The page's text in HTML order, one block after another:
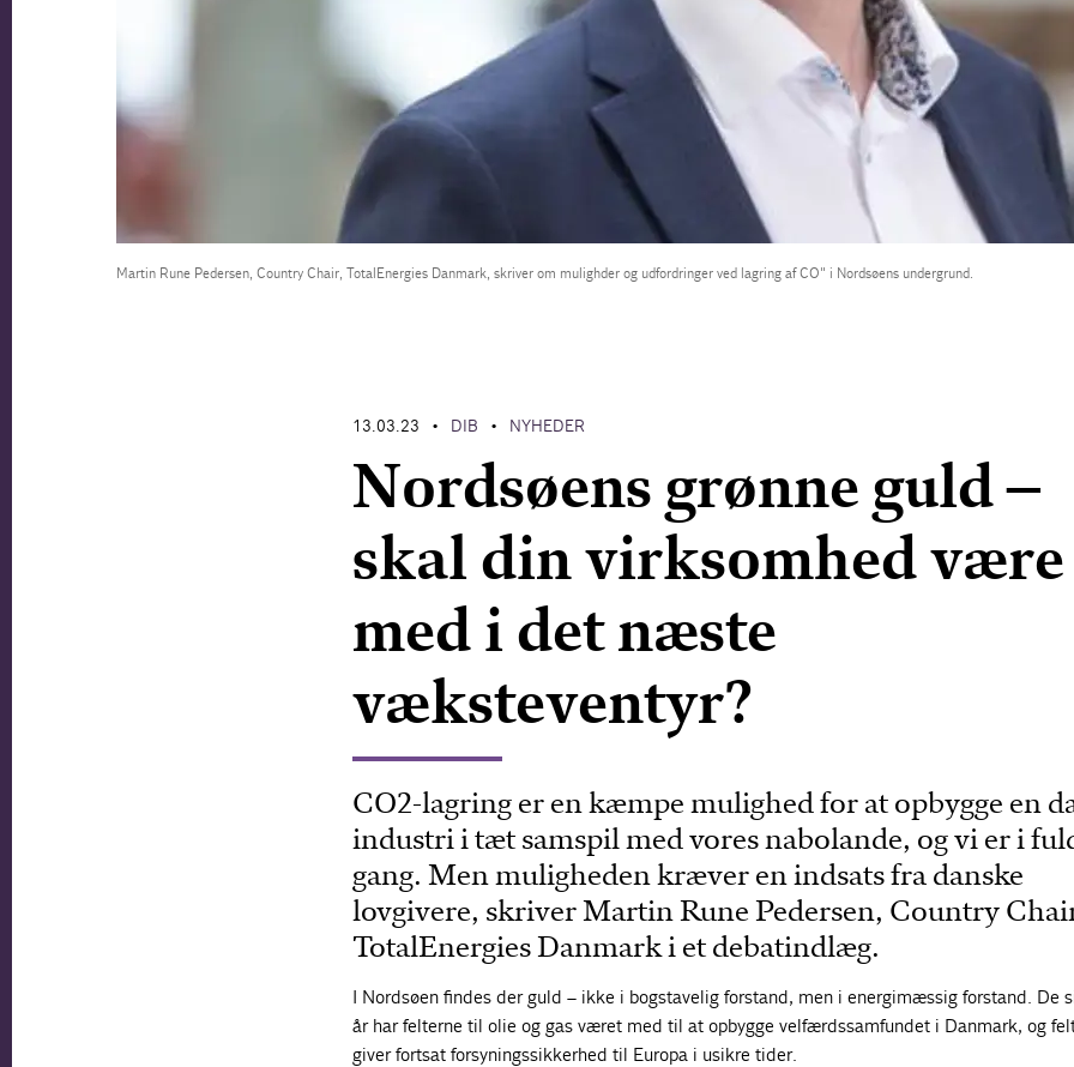
Martin Rune Pedersen, Country Chair, TotalEnergies Danmark, skriver om mulighder og udfordringer ved lagring af CO" i Nordsøens undergrund.
13.03.23 • DIB • NYHEDER
Nordsøens grønne guld –
skal din virksomhed være
med i det næste
væksteventyr?
CO2-lagring er en kæmpe mulighed for at opbygge en
industri i tæt samspil med vores nabolande, og vi er i
gang. Men muligheden kræver en indsats fra danske
lovgivere, skriver Martin Rune Pedersen, Country
TotalEnergies Danmark i et debatindlæg.
I Nordsøen findes der guld – ikke i bogstavelig forstand, men i energimæssig forstand. De
år har felterne til olie og gas været med til at opbygge velfærdssamfundet i Danmark, og
giver fortsat forsyningssikkerhed til Europa i usikre tider.